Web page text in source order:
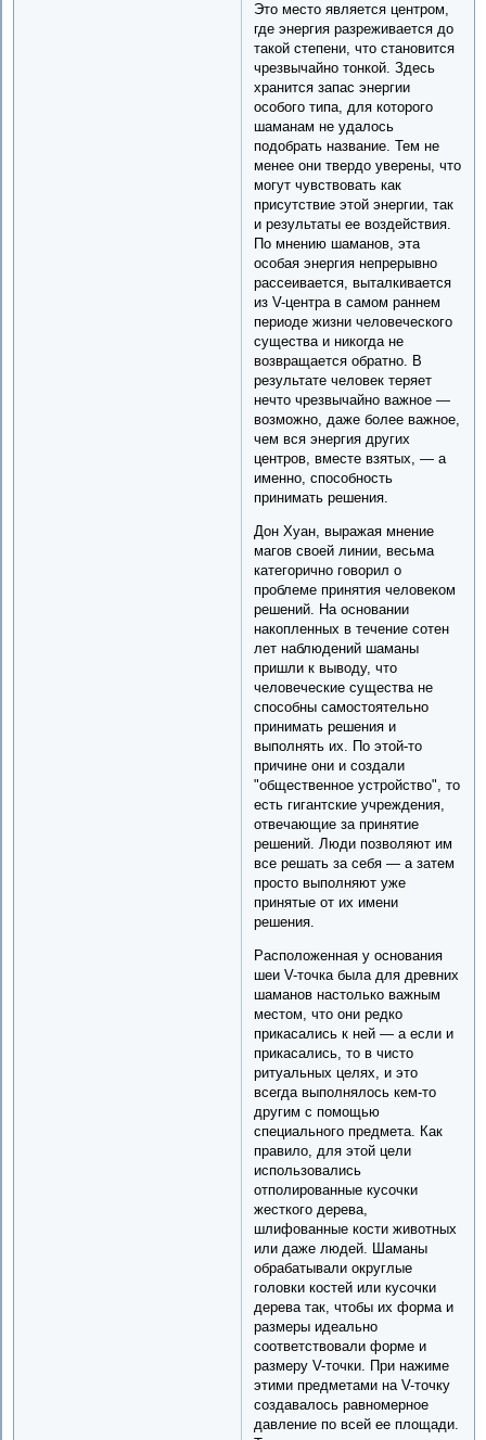
Это место является центром,
где энергия разреживается до
такой степени, что становится
чрезвычайно тонкой. Здесь
хранится запас энергии
особого типа, для которого
шаманам не удалось
подобрать название. Тем не
менее они твердо уверены, что
могут чувствовать как
присутствие этой энергии, так
и результаты ее воздействия.
По мнению шаманов, эта
особая энергия непрерывно
рассеивается, выталкивается
из V-центра в самом раннем
периоде жизни человеческого
существа и никогда не
возвращается обратно. В
результате человек теряет
нечто чрезвычайно важное —
возможно, даже более важное,
чем вся энергия других
центров, вместе взятых, — а
именно, способность
принимать решения.
Дон Хуан, выражая мнение
магов своей линии, весьма
категорично говорил о
проблеме принятия человеком
решений. На основании
накопленных в течение сотен
лет наблюдений шаманы
пришли к выводу, что
человеческие существа не
способны самостоятельно
принимать решения и
выполнять их. По этой-то
причине они и создали
"общественное устройство", то
есть гигантские учреждения,
отвечающие за принятие
решений. Люди позволяют им
все решать за себя — а затем
просто выполняют уже
принятые от их имени
решения.
Расположенная у основания
шеи V-точка была для древних
шаманов настолько важным
местом, что они редко
прикасались к ней — а если и
прикасались, то в чисто
ритуальных целях, и это
всегда выполнялось кем-то
другим с помощью
специального предмета. Как
правило, для этой цели
использовались
отполированные кусочки
жесткого дерева,
шлифованные кости животных
или даже людей. Шаманы
обрабатывали округлые
головки костей или кусочки
дерева так, чтобы их форма и
размеры идеально
соответствовали форме и
размеру V-точки. При нажиме
этими предметами на V-точку
создавалось равномерное
давление по всей ее площади.